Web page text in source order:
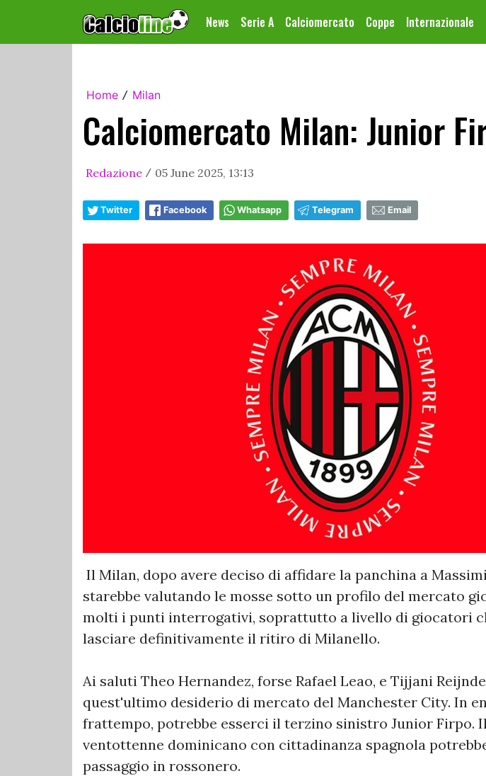
News Serie A Calciomercato Coppe Internazionale
Home / Milan
Calciomercato Milan: Junior
Redazione / 05 June 2025, 13:13
Twitter Facebook Whatsapp Telegram Email
Il Milan, dopo avere deciso di affidare la panchina a
starebbe valutando le mosse sotto un profilo del mercato
molti i punti interrogativi, soprattutto a livello di giocatori
lasciare definitivamente il ritiro di Milanello.
Ai saluti Theo Hernandez, forse Rafael Leao, e Tijjani
quest'ultimo desiderio di mercato del Manchester City. In
frattempo, potrebbe esserci il terzino sinistro Junior Firpo.
ventottenne dominicano con cittadinanza spagnola
passaggio in rossonero.